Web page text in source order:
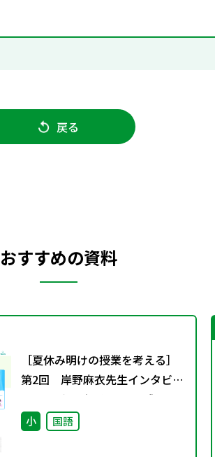
戻る
おすすめの資料
［夏休み明けの授業を考える］
第2回 岸野麻衣先生インタビュ
ー～子どもがうれしさを感じら
れる学びを作る～（前編）
小 国語